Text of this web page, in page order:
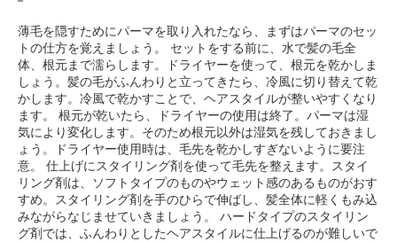
薄毛を隠すためにパーマを取り入れたなら、まずはパーマのセッ
トの仕方を覚えましょう。 セットをする前に、水で髪の毛全
体、根元まで濡らします。ドライヤーを使って、根元を乾かしま
しょう。髪の毛がふんわりと立ってきたら、冷風に切り替えて乾
かします。冷風で乾かすことで、ヘアスタイルが整いやすくなり
ます。 根元が乾いたら、ドライヤーの使用は終了。パーマは湿
気により変化します。そのため根元以外は湿気を残しておきまし
ょう。ドライヤー使用時は、毛先を乾かしすぎないように要注
意。 仕上げにスタイリング剤を使って毛先を整えます。スタイ
リング剤は、ソフトタイプのものやウェット感のあるものがおす
すめ。スタイリング剤を手のひらで伸ばし、髪全体に軽くもみ込
みながらなじませていきましょう。 ハードタイプのスタイリン
グ剤では、ふんわりとしたヘアスタイルに仕上げるのが難しいで